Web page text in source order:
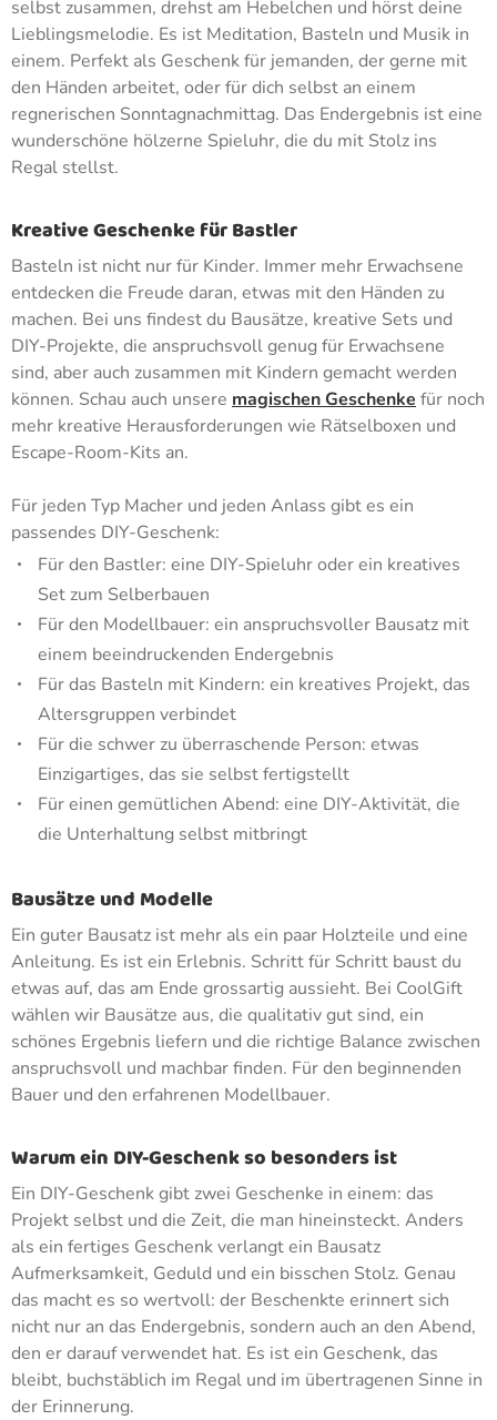
selbst zusammen, drehst am Hebelchen und hörst deine
Lieblingsmelodie. Es ist Meditation, Basteln und Musik in
einem. Perfekt als Geschenk für jemanden, der gerne mit
den Händen arbeitet, oder für dich selbst an einem
regnerischen Sonntagnachmittag. Das Endergebnis ist eine
wunderschöne hölzerne Spieluhr, die du mit Stolz ins
Regal stellst.
Kreative Geschenke für Bastler
Basteln ist nicht nur für Kinder. Immer mehr Erwachsene
entdecken die Freude daran, etwas mit den Händen zu
machen. Bei uns findest du Bausätze, kreative Sets und
DIY-Projekte, die anspruchsvoll genug für Erwachsene
sind, aber auch zusammen mit Kindern gemacht werden
können. Schau auch unsere magischen Geschenke für noch
mehr kreative Herausforderungen wie Rätselboxen und
Escape-Room-Kits an.
Für jeden Typ Macher und jeden Anlass gibt es ein
passendes DIY-Geschenk:
Für den Bastler: eine DIY-Spieluhr oder ein kreatives
Set zum Selberbauen
Für den Modellbauer: ein anspruchsvoller Bausatz mit
einem beeindruckenden Endergebnis
Für das Basteln mit Kindern: ein kreatives Projekt, das
Altersgruppen verbindet
Für die schwer zu überraschende Person: etwas
Einzigartiges, das sie selbst fertigstellt
Für einen gemütlichen Abend: eine DIY-Aktivität, die
die Unterhaltung selbst mitbringt
Bausätze und Modelle
Ein guter Bausatz ist mehr als ein paar Holzteile und eine
Anleitung. Es ist ein Erlebnis. Schritt für Schritt baust du
etwas auf, das am Ende grossartig aussieht. Bei CoolGift
wählen wir Bausätze aus, die qualitativ gut sind, ein
schönes Ergebnis liefern und die richtige Balance zwischen
anspruchsvoll und machbar finden. Für den beginnenden
Bauer und den erfahrenen Modellbauer.
Warum ein DIY-Geschenk so besonders ist
Ein DIY-Geschenk gibt zwei Geschenke in einem: das
Projekt selbst und die Zeit, die man hineinsteckt. Anders
als ein fertiges Geschenk verlangt ein Bausatz
Aufmerksamkeit, Geduld und ein bisschen Stolz. Genau
das macht es so wertvoll: der Beschenkte erinnert sich
nicht nur an das Endergebnis, sondern auch an den Abend,
den er darauf verwendet hat. Es ist ein Geschenk, das
bleibt, buchstäblich im Regal und im übertragenen Sinne in
der Erinnerung.